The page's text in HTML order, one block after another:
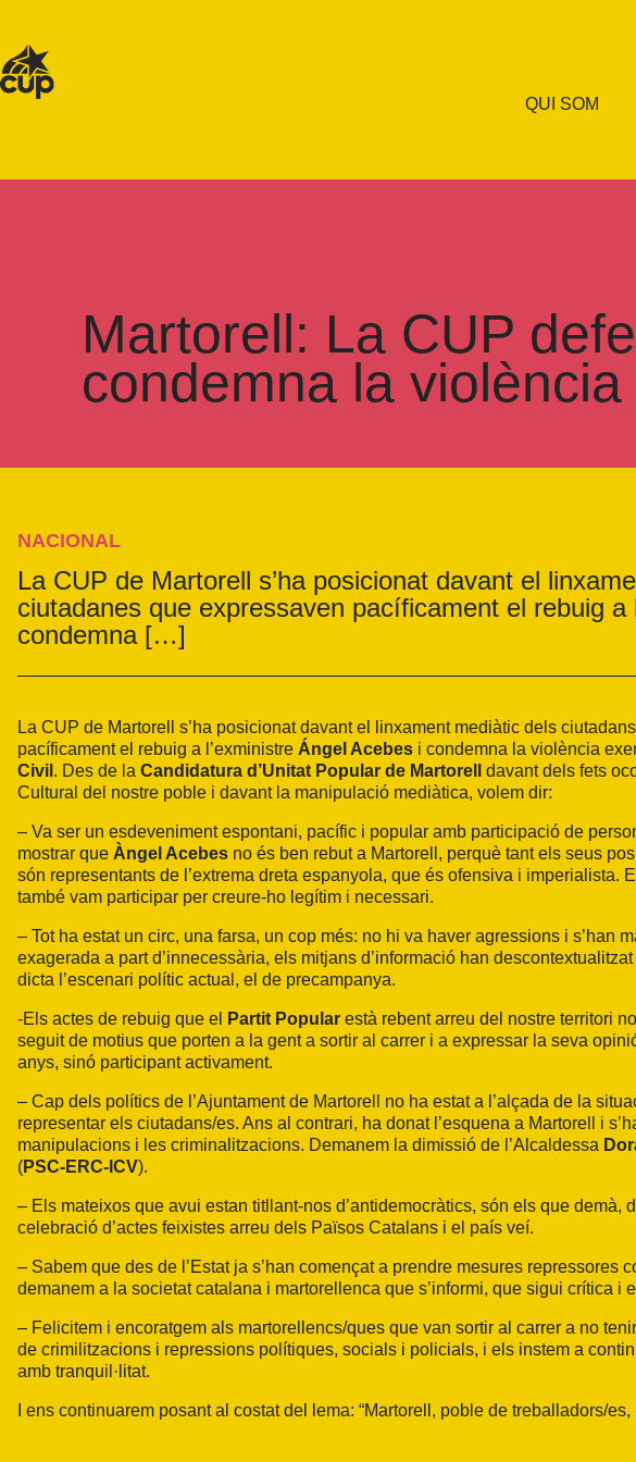
QUI SOM
Martorell: La CUP
condemna la violència
NACIONAL
La CUP de Martorell s’ha posicionat davant el
ciutadanes que expressaven pacíficament el rebuig a
condemna […]
La CUP de Martorell s’ha posicionat davant el linxament mediàtic dels
pacíficament el rebuig a l’exministre Ángel Acebes i condemna la violència
Civil . Des de la Candidatura d’Unitat Popular de Martorell
davant dels fets
Cultural del nostre poble i davant la manipulació mediàtica, volem dir:
– Va ser un esdeveniment espontani, pacífic i popular amb participació de
mostrar que Àngel Acebes no és ben rebut a Martorell, perquè tant els seus
són representants de l’extrema dreta espanyola, que és ofensiva i imperialista.
també vam participar per creure-ho legítim i necessari.
– Tot ha estat un circ, una farsa, un cop més: no hi va haver agressions i s’han
exagerada a part d’innecessària, els mitjans d’informació han
dicta l’escenari polític actual, el de precampanya.
-Els actes de rebuig que el Partit Popular està rebent arreu del nostre territori
seguit de motius que porten a la gent a sortir al carrer i a expressar la seva
anys, sinó participant activament.
– Cap dels polítics de l’Ajuntament de Martorell no ha estat a l’alçada de la
representar els ciutadans/es. Ans al contrari, ha donat l’esquena a Martorell i
manipulacions i les criminalitzacions. Demanem la dimissió de l’Alcaldessa
(PSC-ERC-ICV).
– Els mateixos que avui estan titllant-nos d’antidemocràtics, són els que demà,
celebració d’actes feixistes arreu dels Països Catalans i el país veí.
– Sabem que des de l’Estat ja s’han començat a prendre mesures repressores
demanem a la societat catalana i martorellenca que s’informi, que sigui crítica i
– Felicitem i encoratgem als martorellencs/ques que van sortir al carrer a no
de crimilitzacions i repressions polítiques, socials i policials, i els instem a
amb tranquil·litat.
I ens continuarem posant al costat del lema: “Martorell, poble de treballadors/es,